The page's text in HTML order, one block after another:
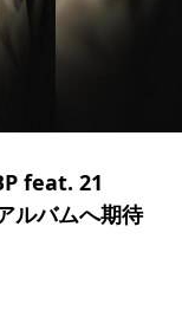
feat. 21
ルバムへ期待